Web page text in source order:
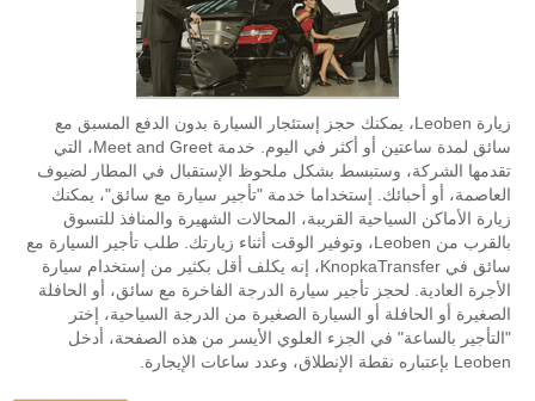
زيارة Leoben، يمكنك حجز إستئجار السيارة بدون الدفع المسبق مع
سائق لمدة ساعتين أو أكثر في اليوم. خدمة Meet and Greet، التي
تقدمها الشركة، وستبسط بشكل ملحوظ الإستقبال في المطار لضيوف
العاصمة، أو أحبائك. إستخداما خدمة "تأجير سيارة مع سائق"، يمكنك
زيارة الأماكن السياحية القريبة، المحالات الشهيرة والمنافذ للتسوق
بالقرب من Leoben، وتوفير الوقت أثناء زيارتك. طلب تأجير السيارة مع
سائق في KnopkaTransfer، إنه يكلف أقل بكثير من إستخدام سيارة
الأجرة العادية. لحجز تأجير سيارة الدرجة الفاخرة مع سائق، أو الحافلة
الصغيرة أو الحافلة أو السيارة الصغيرة من الدرجة السياحية، إختر
"التأجير بالساعة" في الجزء العلوي الأيسر من هذه الصفحة، أدخل
Leoben بإعتباره نقطة الإنطلاق، وعدد ساعات الإيجارة.